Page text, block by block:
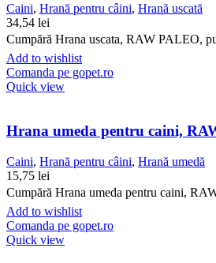
Caini, Hrană pentru câini, Hrană uscată
34,54 lei
Cumpără Hrana uscata, RAW PALEO,
Add to wishlist
Comanda pe gopet.ro
Quick view
Hrana umeda pentru caini,
Caini, Hrană pentru câini, Hrană umedă
15,75 lei
Cumpără Hrana umeda pentru caini,
Add to wishlist
Comanda pe gopet.ro
Quick view